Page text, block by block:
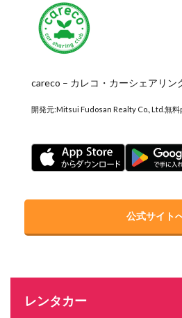
careco – カレコ・カーシェアリン
開発元:Mitsui Fudosan Realty Co., Ltd. 無料
公式サイト
レンタカー